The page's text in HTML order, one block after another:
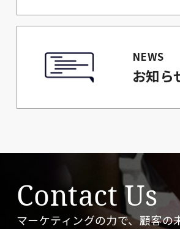
NEWS
お知ら
Contact Us
マーケティングの力で、顧客の